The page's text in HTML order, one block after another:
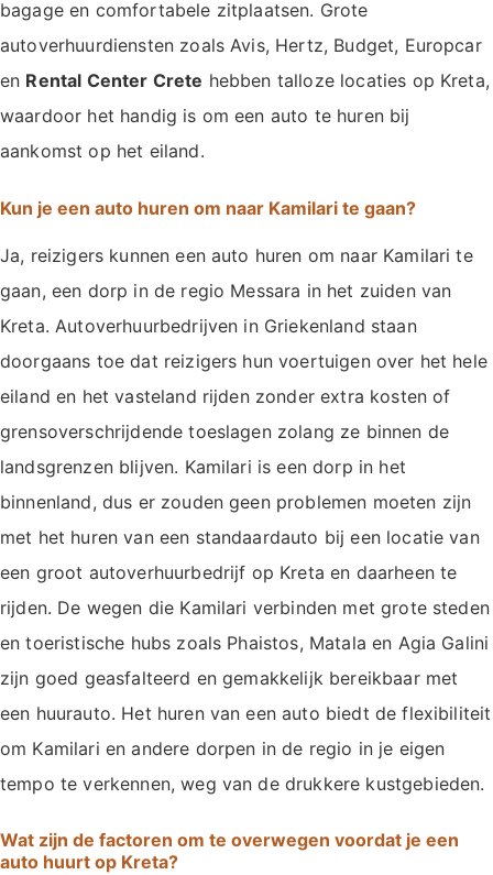
bagage en comfortabele zitplaatsen. Grote
autoverhuurdiensten zoals Avis, Hertz, Budget, Europcar
en Rental Center Crete hebben talloze locaties op Kreta,
waardoor het handig is om een auto te huren bij
aankomst op het eiland.
Kun je een auto huren om naar Kamilari te gaan?
Ja, reizigers kunnen een auto huren om naar Kamilari te
gaan, een dorp in de regio Messara in het zuiden van
Kreta. Autoverhuurbedrijven in Griekenland staan
doorgaans toe dat reizigers hun voertuigen over het hele
eiland en het vasteland rijden zonder extra kosten of
grensoverschrijdende toeslagen zolang ze binnen de
landsgrenzen blijven. Kamilari is een dorp in het
binnenland, dus er zouden geen problemen moeten zijn
met het huren van een standaardauto bij een locatie van
een groot autoverhuurbedrijf op Kreta en daarheen te
rijden. De wegen die Kamilari verbinden met grote steden
en toeristische hubs zoals Phaistos, Matala en Agia Galini
zijn goed geasfalteerd en gemakkelijk bereikbaar met
een huurauto. Het huren van een auto biedt de flexibiliteit
om Kamilari en andere dorpen in de regio in je eigen
tempo te verkennen, weg van de drukkere kustgebieden.
Wat zijn de factoren om te overwegen voordat je een
auto huurt op Kreta?